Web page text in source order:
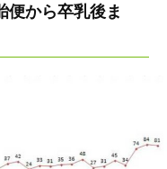
便から卒乳後ま